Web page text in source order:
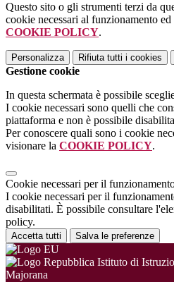
Questo sito o gli strumenti terzi da
cookie necessari al funzionamento
COOKIE POLICY.
Personalizza Rifiuta tutti i cookies
Gestione cookie
In questa schermata è possibile
I cookie necessari sono quelli che
piattaforma e non è possibile
Per conoscere quali sono i cookie
visionare la COOKIE POLICY.
Cookie necessari per il
I cookie necessari per il
disabilitati. È possibile consultare
policy.
Accetta tutti Salva le preferenze
Istituto di
Majorana